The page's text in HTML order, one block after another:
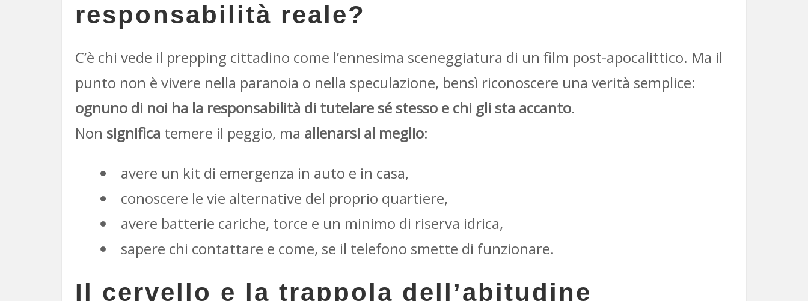
responsabilità reale?
C’è chi vede il prepping cittadino come l’ennesima sceneggiatura di un film post-apocalittico. Ma il
punto non è vivere nella paranoia o nella speculazione, bensì riconoscere una verità semplice:
ognuno di noi ha la responsabilità di tutelare sé stesso e chi gli sta accanto.
Non significa temere il peggio, ma allenarsi al meglio:
avere un kit di emergenza in auto e in casa,
conoscere le vie alternative del proprio quartiere,
avere batterie cariche, torce e un minimo di riserva idrica,
sapere chi contattare e come, se il telefono smette di funzionare.
Il cervello e la trappola dell’abitudine